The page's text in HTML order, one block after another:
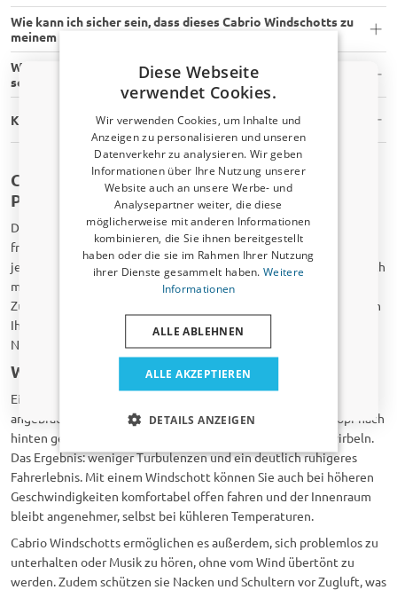
Wie kann ich sicher sein, dass dieses Cabrio Windschotts zu
meinem Fahrzeugtyp passt?
Welches Werkzeug benötige ich, um Cabrio Windschotts
selbst zu montieren?
Kann ich ein Cabrio Windschotts selbst installieren?
Cabrio Windschott für Ihren Volkswagen
Passat (B7)
Das Fahren in einem Cabrio ist ein einzigartiges Erlebnis. Die
frische Luft, das offene Dach und das Gefühl von Freiheit machen
jede Fahrt besonders. Allerdings kann das Fahren mit offenem Dach
manchmal weniger komfortabel sein durch Windturbulenzen,
Zugluft oder Lärm. Ein Cabrio Windschott ist die ideale Lösung, um
Ihr Cabrio in vollen Zügen zu genießen, ohne störenden Wind im
Nacken oder unangenehme Geräusche im Innenraum.
Warum ein Cabrio Windschott wählen
Ein Cabrio Windschott wird direkt hinter den Vordersitzen
angebracht und sorgt dafür, dass der Luftstrom über dem Kopf nach
hinten geleitet wird, anstatt zurück in den Innenraum zu wirbeln.
Das Ergebnis: weniger Turbulenzen und ein deutlich ruhigeres
Fahrerlebnis. Mit einem Windschott können Sie auch bei höheren
Geschwindigkeiten komfortabel offen fahren und der Innenraum
bleibt angenehmer, selbst bei kühleren Temperaturen.
Cabrio Windschotts ermöglichen es außerdem, sich problemlos zu
unterhalten oder Musik zu hören, ohne vom Wind übertönt zu
werden. Zudem schützen sie Nacken und Schultern vor Zugluft, was
Rabattcode von 5 % erhalten?
​Verraten Sie uns, wofür Sie einkaufen, um
Ihren Rabatt zu erhalten. Ich kaufe ein für mein:
Auto
Nutzfahrzeug
Haustier
Diese Webseite
verwendet Cookies.
Wir verwenden Cookies, um Inhalte und
Anzeigen zu personalisieren und unseren
Datenverkehr zu analysieren. Wir geben
Informationen über Ihre Nutzung unserer
Website auch an unsere Werbe- und
Analysepartner weiter, die diese
möglicherweise mit anderen Informationen
kombinieren, die Sie ihnen bereitgestellt
haben oder die sie im Rahmen Ihrer Nutzung
ihrer Dienste gesammelt haben. Weitere
Informationen
ALLE AKZEPTIEREN
ALLE ABLEHNEN
DETAILS ANZEIGEN